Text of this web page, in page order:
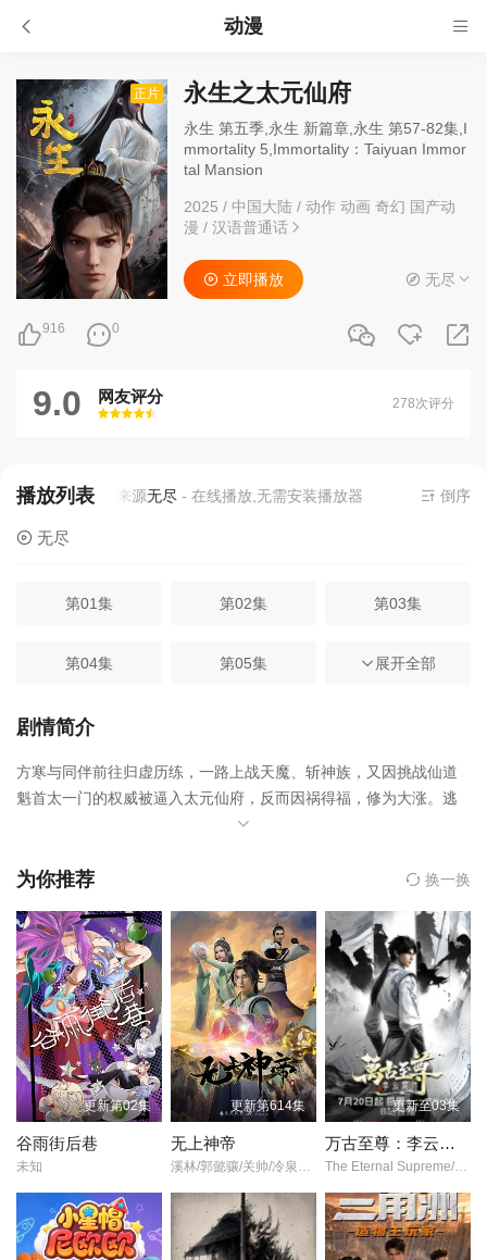
动漫
正片 永生之太元仙府
永生 第五季,永生 新篇章,永生 第57-82集,I
mmortality 5,Immortality：Taiyuan Immor
tal Mansion
2025 / 中国大陆 / 动作 动画 奇幻 国产动
漫/ 汉语普通话
916 0
立即播放 无尽
9.0 网友评分
很差
较差还行推荐力荐
278次评分
播放列表
当前资源来源无尽- 在线播放,无需安装播放器 倒序
无尽
第01集 第02集 第03集
第04集 第05集 第06集
第07集
第10集 第11集 第12集
第19集 第20集 第21集
第22集 第23集 第24集
第25集 第26集
展开全部
剧情简介
方寒与同伴前往归虚历练，一路上战天魔、斩神族，又因挑战仙道
魁首太一门的权威被逼入太元仙府，反而因祸得福，修为大涨。逃
脱生天之后的方寒恪守本心，护持同门，继续谱写属于自己的热血
为你推荐 换一换
更新第02集
谷雨街后巷
未知
更新第614集
无上神帝
溪林/郭懿骧/关帅/冷泉夜月/季骜杰/钟巍/烈之流星/蘭雨馨/张妮/徐翔/Akira明/柳知萧/
更新至03集
万古至尊：李云霄传
The Eternal Supreme/ Li Yunxiao/